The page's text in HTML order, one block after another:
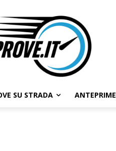
SU STRADA ANTEPRIME